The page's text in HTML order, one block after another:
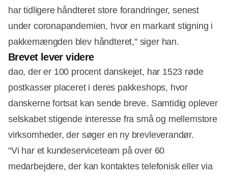
har tidligere håndteret store forandringer, senest
under coronapandemien, hvor en markant stigning i
pakkemængden blev håndteret," siger han.
Brevet lever videre
dao, der er 100 procent danskejet, har 1523 røde
postkasser placeret i deres pakkeshops, hvor
danskerne fortsat kan sende breve. Samtidig oplever
selskabet stigende interesse fra små og mellemstore
virksomheder, der søger en ny brevleverandør.
"Vi har et kundeserviceteam på over 60
medarbejdere, der kan kontaktes telefonisk eller via